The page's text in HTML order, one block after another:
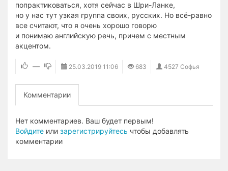
попрактиковаться, хотя сейчас в Шри-Ланке,
но у нас тут узкая группа своих, русских. Но всё-равно
все считают, что я очень хорошо говорю
и понимаю английскую речь, причем с местным
акцентом.
— 25.03.2019 11:06 683 4527 Софья
Комментарии
Нет комментариев. Ваш будет первым!
Войдите или зарегистрируйтесь чтобы добавлять
комментарии